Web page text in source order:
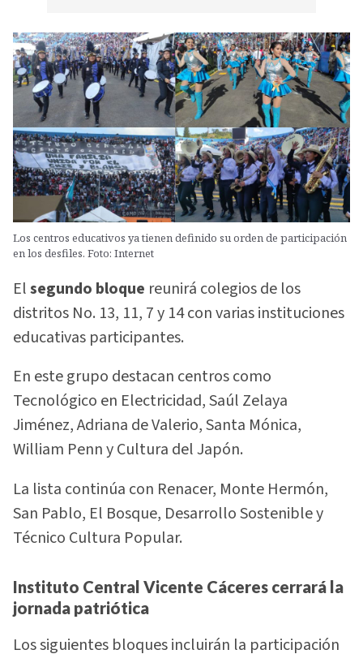
Los centros educativos ya tienen definido su orden de participación
en los desfiles. Foto: Internet
Elsegundo bloque reunirá colegios de los
distritos No. 13, 11, 7 y 14 con varias instituciones
educativas participantes.
En este grupo destacan centros como
Tecnológico en Electricidad, Saúl Zelaya
Jiménez, Adriana de Valerio, Santa Mónica,
William Penn y Cultura del Japón.
La lista continúa con Renacer, Monte Hermón,
San Pablo, El Bosque, Desarrollo Sostenible y
Técnico Cultura Popular.
Instituto Central Vicente Cáceres cerrará la
jornada patriótica
Los siguientes bloques incluirán la participación